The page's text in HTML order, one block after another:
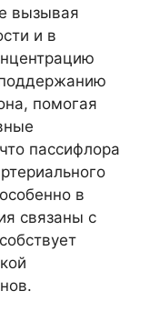
вызывая
и в
помогая
пассифлора
в
связаны с